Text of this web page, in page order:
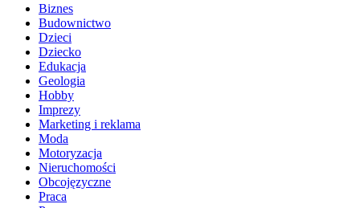
Biznes
Budownictwo
Dzieci
Dziecko
Edukacja
Geologia
Hobby
Imprezy
Marketing i reklama
Moda
Motoryzacja
Nieruchomości
Obcojęzyczne
Praca